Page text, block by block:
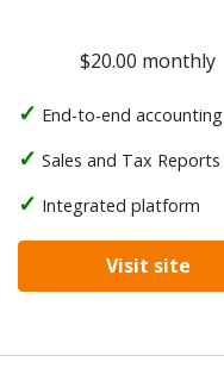
$20.00 monthly
End-to-end accounting
Sales and Tax Reports
Integrated platform
Visit site